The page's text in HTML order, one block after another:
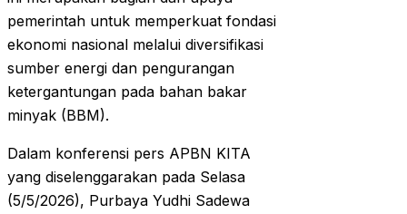
pemerintah untuk memperkuat fondasi
ekonomi nasional melalui diversifikasi
sumber energi dan pengurangan
ketergantungan pada bahan bakar
minyak (BBM).
Dalam konferensi pers APBN KITA
yang diselenggarakan pada Selasa
(5/5/2026), Purbaya Yudhi Sadewa